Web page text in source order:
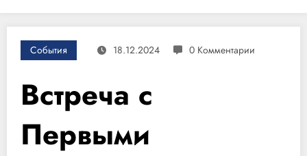
События 18.12.2024 0 Комментарии
Встреча с
Первыми